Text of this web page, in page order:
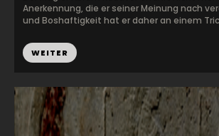
Anerkennung, die er seiner Meinung nach
und Boshaftigkeit hat er daher an einem
WEITER